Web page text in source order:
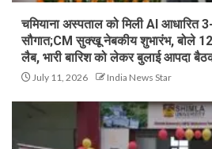
चमियाना अस्पताल को मिली AI आधारित
सौगात;CM सुक्खू नेबकीय शुभारंभ, बोले
लैब, भारी बारिश को लेकर बुलाई आपदा
July 11, 2026 India News Star